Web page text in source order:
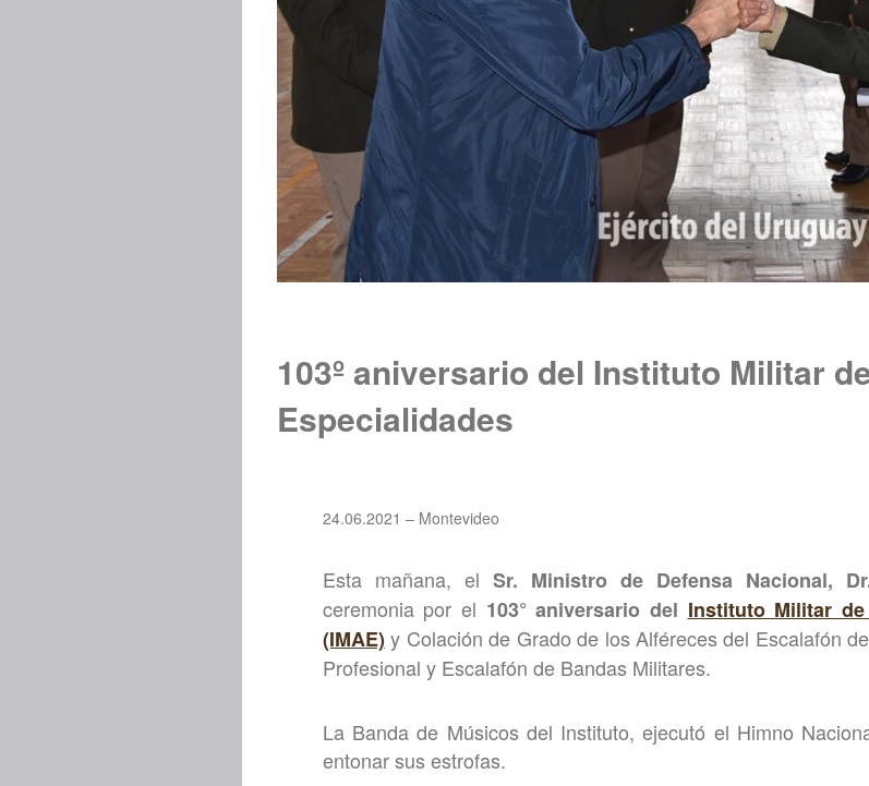
103º aniversario del Instituto Militar
Especialidades
24.06.2021 – Montevideo
Esta mañana, el Sr. Ministro de Defensa Nacional,
ceremonia por el 103° aniversario del Instituto Militar
(IMAE) y Colación de Grado de los Alféreces del Escalafón
Profesional y Escalafón de Bandas Militares.
La Banda de Músicos del Instituto, ejecutó el Himno
entonar sus estrofas.